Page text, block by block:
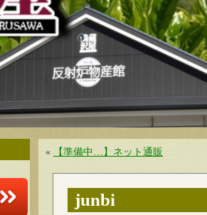
« 【準備中…】ネット通販
junbi